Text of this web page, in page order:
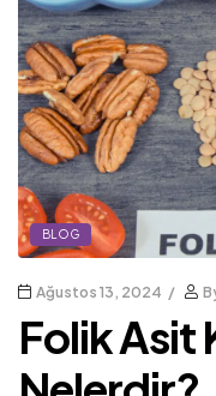
BLOG
Ağustos 13, 2024
Folik Asit